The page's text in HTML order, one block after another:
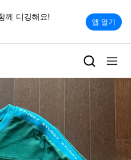
께 디깅해요!
앱 열기